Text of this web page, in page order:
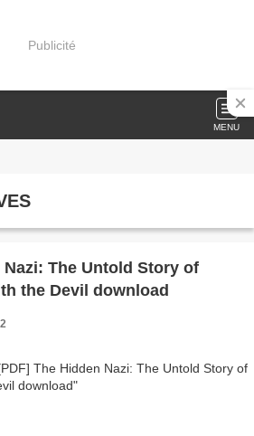
Publicité
MENU
Nazi: The Untold Story of
the Devil download